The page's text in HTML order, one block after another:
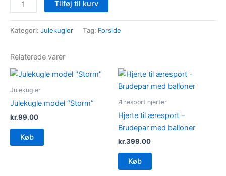
model
antal
Tilføj til kurv
Kategori: Julekugler Tag: Forside
Relaterede varer
Julekugler
Julekugle model “Storm”
kr.99.00
Køb
Æresport hjerter
Hjerte til æresport –
Brudepar med balloner
kr.399.00
Køb